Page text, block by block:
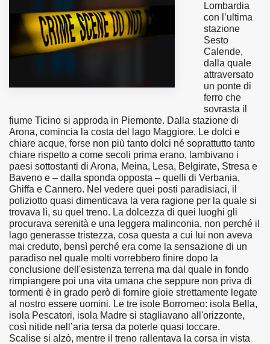
MUNICIPI
Iscriviti alla newsletter
www.viveremilano.info
Fondato e diretto da Enzo De
Bernardis
EDB edizioni - Via Brivio angolo C.
Imbonati, 89 20159 Milano (Italia)
Informativa sulla privacy
Lombardia
con l’ultima
stazione
Sesto
Calende,
dalla quale
attraversato
un ponte di
ferro che
sovrasta il
fiume Ticino si approda in Piemonte. Dalla stazione di
Arona, comincia la costa del lago Maggiore. Le dolci e
chiare acque, forse non più tanto dolci né soprattutto tanto
chiare rispetto a come secoli prima erano, lambivano i
paesi sottostanti di Arona, Meina, Lesa, Belgirate, Stresa e
Baveno e – dalla sponda opposta – quelli di Verbania,
Ghiffa e Cannero. Nel vedere quei posti paradisiaci, il
poliziotto quasi dimenticava la vera ragione per la quale si
trovava lì, su quel treno. La dolcezza di quei luoghi gli
procurava serenità e una leggera malinconia, non perché il
lago generasse tristezza, cosa questa a cui lui non aveva
mai creduto, bensì perché era come la sensazione di un
paradiso nel quale molti vorrebbero finire dopo la
conclusione dell'esistenza terrena ma dal quale in fondo
rimpiangere poi una vita umana che seppure non priva di
tormenti è in grado però di fornire gioie strettamente legate
al nostro essere uomini. Le tre isole Borromeo: isola Bella,
isola Pescatori, isola Madre si stagliavano all'orizzonte,
così nitide nell’aria tersa da poterle quasi toccare.
Scalise si alzò, mentre il treno rallentava la corsa in vista